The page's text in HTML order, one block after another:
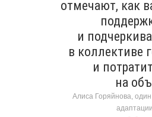
отмечают, как
и
в коллективе
и
на
Алиса Горяйнова,